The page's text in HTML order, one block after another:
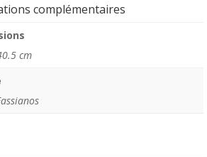
complémentaires
cm